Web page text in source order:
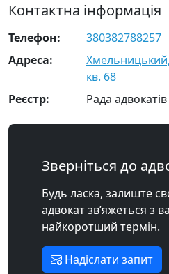
Контактна інформація
Телефон:
380382788257
Адреса:
кв. 68
Реєстр:
Рада
Зверніться до
Будь ласка, залиште
адвокат зв’яжеться з
найкоротший термін.
Надіслати запит